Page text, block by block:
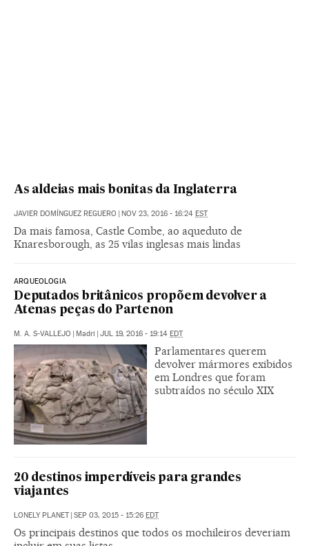
As aldeias mais bonitas da Inglaterra
JAVIER DOMÍNGUEZ REGUERO | NOV 23, 2016 - 16:24 EST
Da mais famosa, Castle Combe, ao aqueduto de
Knaresborough, as 25 vilas inglesas mais lindas
ARQUEOLOGIA
Deputados britânicos propõem devolver a
Atenas peças do Partenon
M. A. S-VALLEJO | Madri | JUL 19, 2016 - 19:14 EDT
Parlamentares querem
devolver mármores exibidos
em Londres que foram
subtraídos no século XIX
20 destinos imperdíveis para grandes
viajantes
LONELY PLANET | SEP 03, 2015 - 15:26 EDT
Os principais destinos que todos os mochileiros deveriam